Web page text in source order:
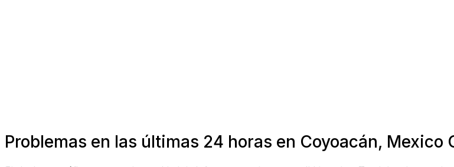
Problemas en las últimas 24 horas en Coyoacán, Mexico